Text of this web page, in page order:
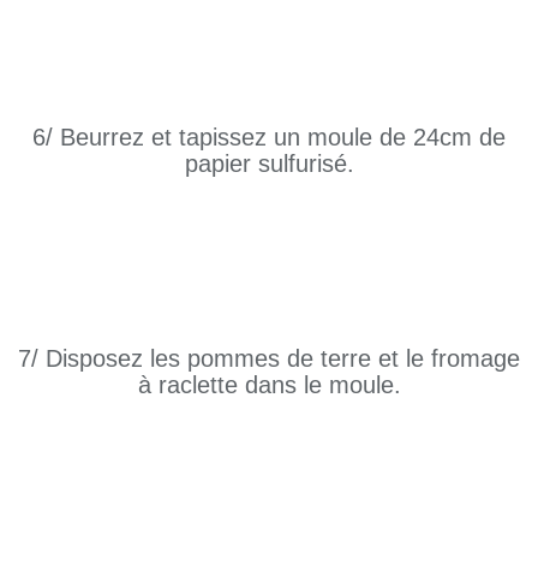
6/ Beurrez et tapissez un moule de 24cm de
papier sulfurisé.
7/ Disposez les pommes de terre et le fromage
à raclette dans le moule.